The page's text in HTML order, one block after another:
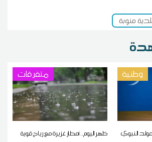
منوبة
وطنية
النبوي
متفرقات
ظهر اليوم.. أمطار غزيرة مع رياح قوية